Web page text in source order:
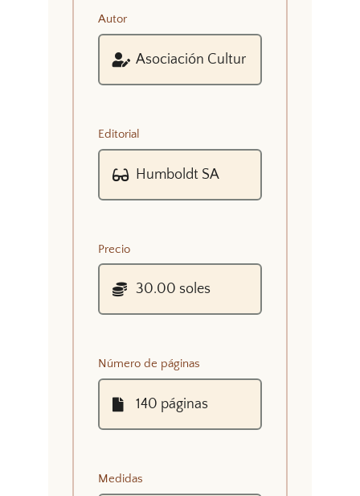
Autor
Editorial
Precio
Número de páginas
Medidas